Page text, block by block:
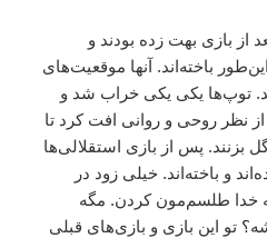
از بازی بهت زده بودند و
باخته‌اند. آنها موقعیت‌های
توپ‌ها یکی یکی خراب شد و
از نظر روحی و روانی افت کرد تا
گل بزنند. پس از بازی استقلالی‌ها
و باخته‌اند. خیلی زود در
خدا طلسم‌مون کردن. مگه
تو این بازی و بازی‌های قبلی